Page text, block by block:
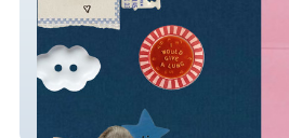
Miah Reeves Music